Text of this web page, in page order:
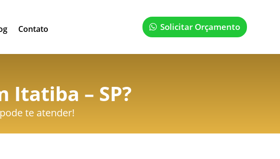
Contato Solicitar Orçamento
Itatiba – SP?
te atender!